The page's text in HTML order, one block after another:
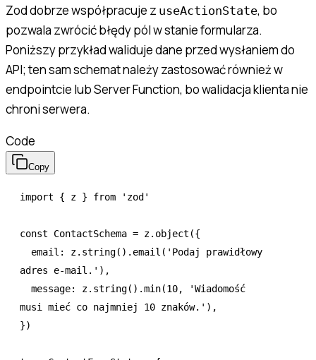
Zod dobrze współpracuje z useActionState, bo
pozwala zwrócić błędy pól w stanie formularza.
Poniższy przykład waliduje dane przed wysłaniem do
API; ten sam schemat należy zastosować również w
endpointcie lub Server Function, bo walidacja klienta nie
chroni serwera.
Code
Copy
import { z } from 'zod'
const ContactSchema = z.object ({
  email
: z.string() .email ( 'Podaj prawidłowy
adres e-mail.' ) ,
  message
: z.string() .min(10,
'Wiadomość
musi mieć co najmniej 10 znaków.' ) ,
})